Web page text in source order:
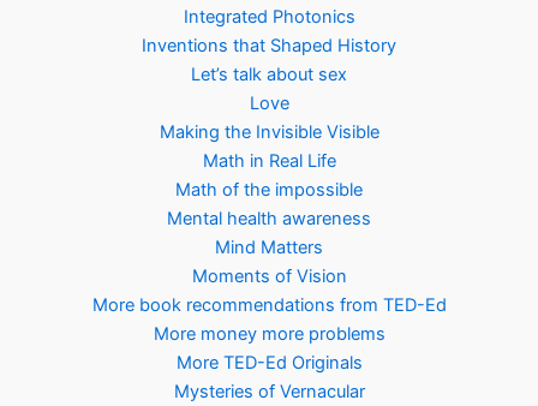
Integrated Photonics
Inventions that Shaped History
Let’s talk about sex
Love
Making the Invisible Visible
Math in Real Life
Math of the impossible
Mental health awareness
Mind Matters
Moments of Vision
More book recommendations from TED-Ed
More money more problems
More TED-Ed Originals
Mysteries of Vernacular